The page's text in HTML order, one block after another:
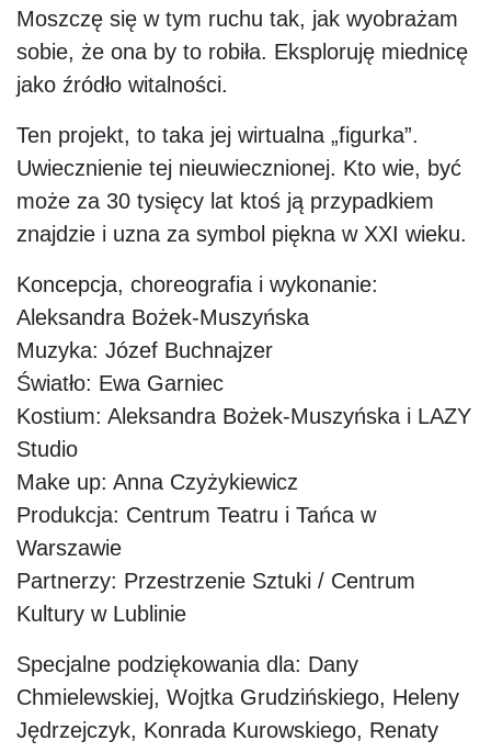
Moszczę się w tym ruchu tak, jak wyobrażam
sobie, że ona by to robiła. Eksploruję miednicę
jako źródło witalności.
Ten projekt, to taka jej wirtualna „figurka”.
Uwiecznienie tej nieuwiecznionej. Kto wie, być
może za 30 tysięcy lat ktoś ją przypadkiem
znajdzie i uzna za symbol piękna w XXI wieku.
Koncepcja, choreografia i wykonanie:
Aleksandra Bożek-Muszyńska
Muzyka: Józef Buchnajzer
Światło: Ewa Garniec
Kostium: Aleksandra Bożek-Muszyńska i LAZY
Studio
Make up: Anna Czyżykiewicz
Produkcja: Centrum Teatru i Tańca w
Warszawie
Partnerzy: Przestrzenie Sztuki / Centrum
Kultury w Lublinie
Specjalne podziękowania dla: Dany
Chmielewskiej, Wojtka Grudzińskiego, Heleny
Jędrzejczyk, Konrada Kurowskiego, Renaty